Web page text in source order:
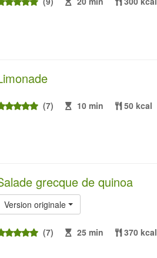
(7) 10 min 50 kcal
grecque de quinoa
Version originale
(7) 25 min 370 kcal